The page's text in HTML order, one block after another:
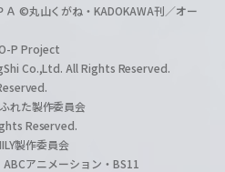
©丸山くがね・KADOKAWA刊／オー
P Project
Co.,Ltd. All Rights Reserved.
れた製作委員会
Reserved.
製作委員会
アニメーション・BS11